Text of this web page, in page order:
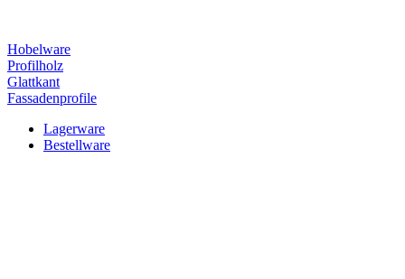
Hobelware
Profilholz
Glattkant
Fassadenprofile
Lagerware
Bestellware